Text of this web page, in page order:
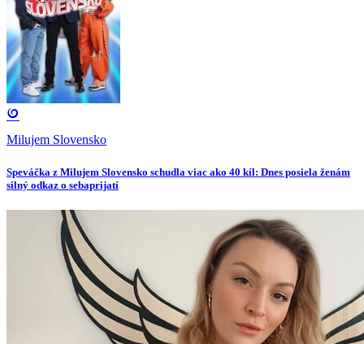
Milujem Slovensko
Speváčka z Milujem Slovensko schudla viac ako 40 kíl: Dnes posiela ženám
silný odkaz o sebaprijatí